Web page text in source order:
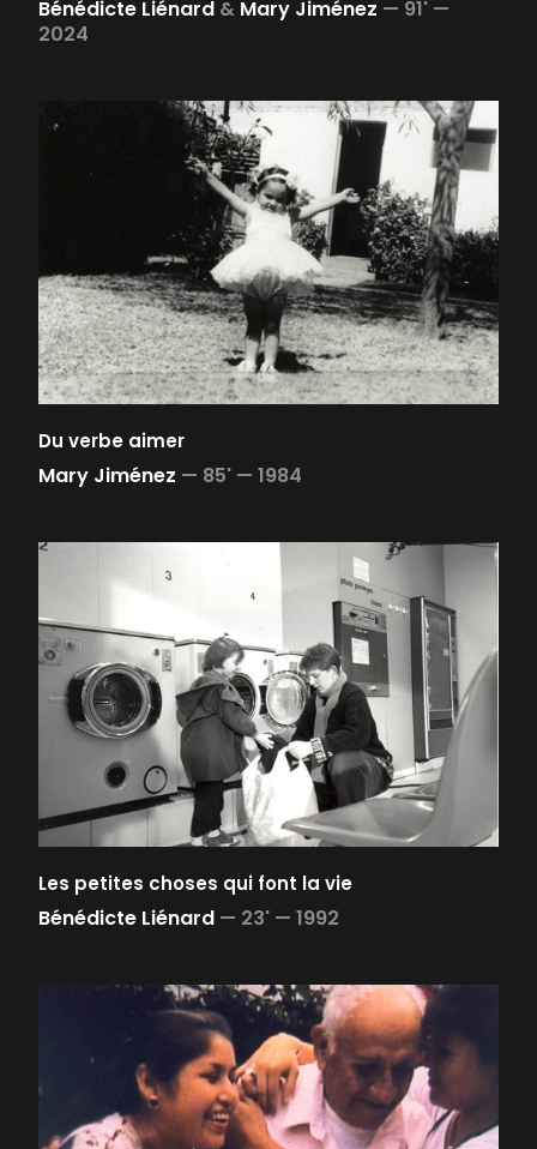
Bénédicte Liénard & Mary Jiménez — 91' —
2024
Du verbe aimer
Mary Jiménez — 85' — 1984
Les petites choses qui font la vie
Bénédicte Liénard — 23' — 1992